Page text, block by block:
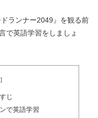
ランナー2049』を観る前
で英語学習をしましょ
じ
で英語学習